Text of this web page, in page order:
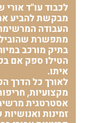
לכבוד עו"ד אורי
מבקשת להביע
העבודה
מתפשרת
בתיק מורכב
הטילו ספק אם
איתו.
לאורך כל הדרך
מקצועיות,
אסטרטגית
זמינות